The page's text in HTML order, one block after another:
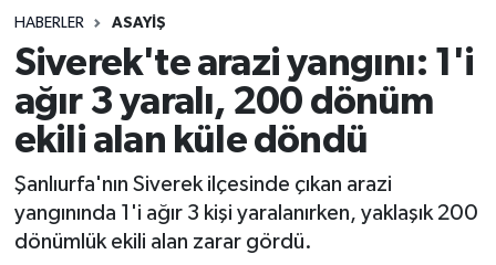
HABERLER ASAYIŞ
Siverek'te arazi yangını: 1'i
ağır 3 yaralı, 200 dönüm
ekili alan küle döndü
Şanlıurfa'nın Siverek ilçesinde çıkan arazi
yangınında 1'i ağır 3 kişi yaralanırken, yaklaşık 200
dönümlük ekili alan zarar gördü.
Spor
Teknoloji
Yaşam